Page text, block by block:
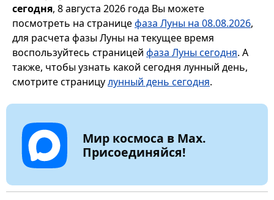
сегодня, 8 августа 2026 года Вы можете
посмотреть на страницефаза Луны на 08.08.2026,
для расчета фазы Луны на текущее время
воспользуйтесь страницей фаза Луны сегодня. А
также, чтобы узнать какой сегодня лунный день,
смотрите страницулунный день сегодня.
Мир космоса в Max.
Присоединяйся!